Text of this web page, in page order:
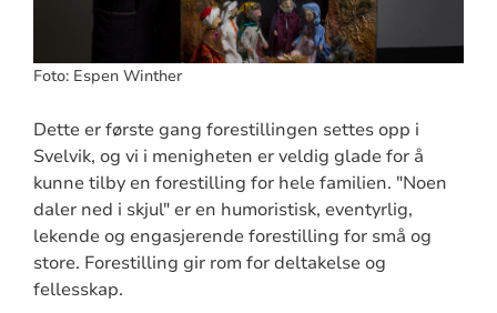
Foto: Espen Winther
Dette er første gang forestillingen settes opp i
Svelvik, og vi i menigheten er veldig glade for å
kunne tilby en forestilling for hele familien. "Noen
daler ned i skjul" er en humoristisk, eventyrlig,
lekende og engasjerende forestilling for små og
store. Forestilling gir rom for deltakelse og
fellesskap.